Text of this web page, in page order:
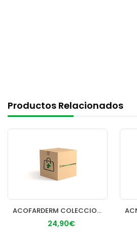
Productos Relacionados
ACOFARDERM COLECCION FACIAL RESVERATROL
24,90€